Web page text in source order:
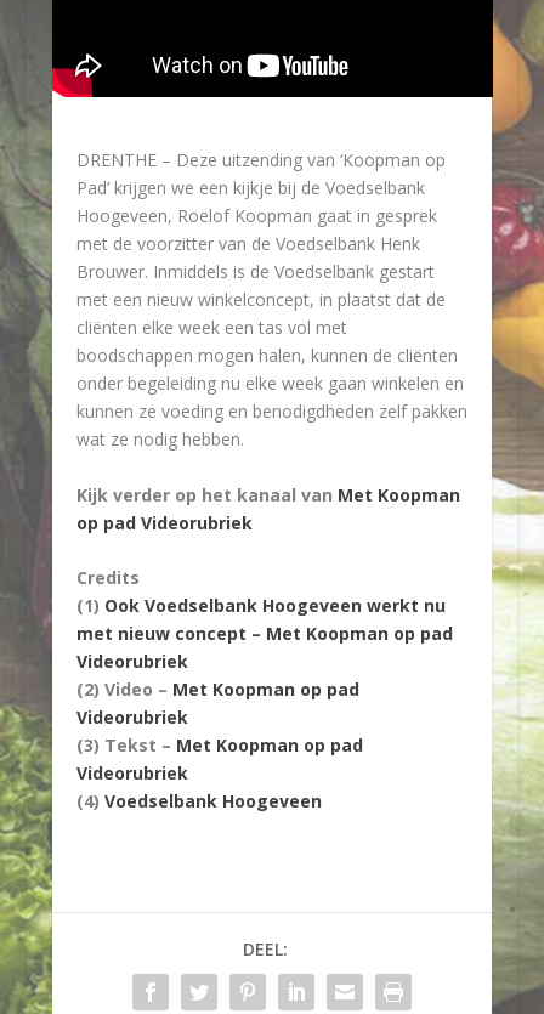
DRENTHE – Deze uitzending van ‘Koopman op
Pad’ krijgen we een kijkje bij de Voedselbank
Hoogeveen, Roelof Koopman gaat in gesprek
met de voorzitter van de Voedselbank Henk
Brouwer. Inmiddels is de Voedselbank gestart
met een nieuw winkelconcept, in plaatst dat de
cliënten elke week een tas vol met
boodschappen mogen halen, kunnen de cliënten
onder begeleiding nu elke week gaan winkelen en
kunnen ze voeding en benodigdheden zelf pakken
wat ze nodig hebben.
Kijk verder op het kanaal van Met Koopman
op pad Videorubriek
Credits
(1) Ook Voedselbank Hoogeveen werkt nu
met nieuw concept – Met Koopman op pad
Videorubriek
(2) Video – Met Koopman op pad
Videorubriek
(3) Tekst – Met Koopman op pad
Videorubriek
(4) Voedselbank Hoogeveen
DEEL: